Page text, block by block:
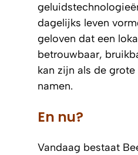
dagelijks leven
geloven dat een
betrouwbaar,
kan zijn als de
namen.
En nu?
Vandaag bestaat